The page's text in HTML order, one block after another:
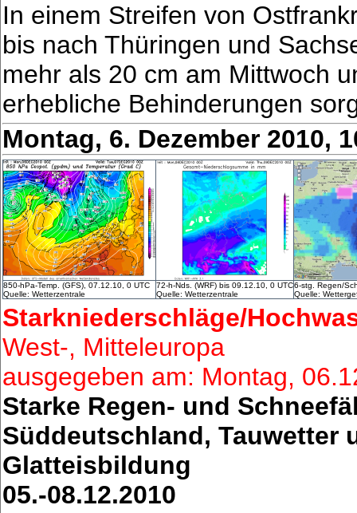
In einem Streifen von
bis nach Thüringen und
mehr als 20 cm am Mittwoch
erhebliche Behinderungen
Montag, 6. Dezember 2010,
850-hPa-Temp. (GFS), 07.12.10, 0 UTC
Quelle: Wetterzentrale
72-h-Nds. (WRF) bis 09.12.10, 0 UTC
Quelle: Wetterzentrale
6-stg. Regen/
Quelle:
Starkniederschläge/
West-, Mitteleuropa
ausgegeben am: Montag,
Starke Regen- und
Süddeutschland, Tauwetter
Glatteisbildung
05.-08.12.2010